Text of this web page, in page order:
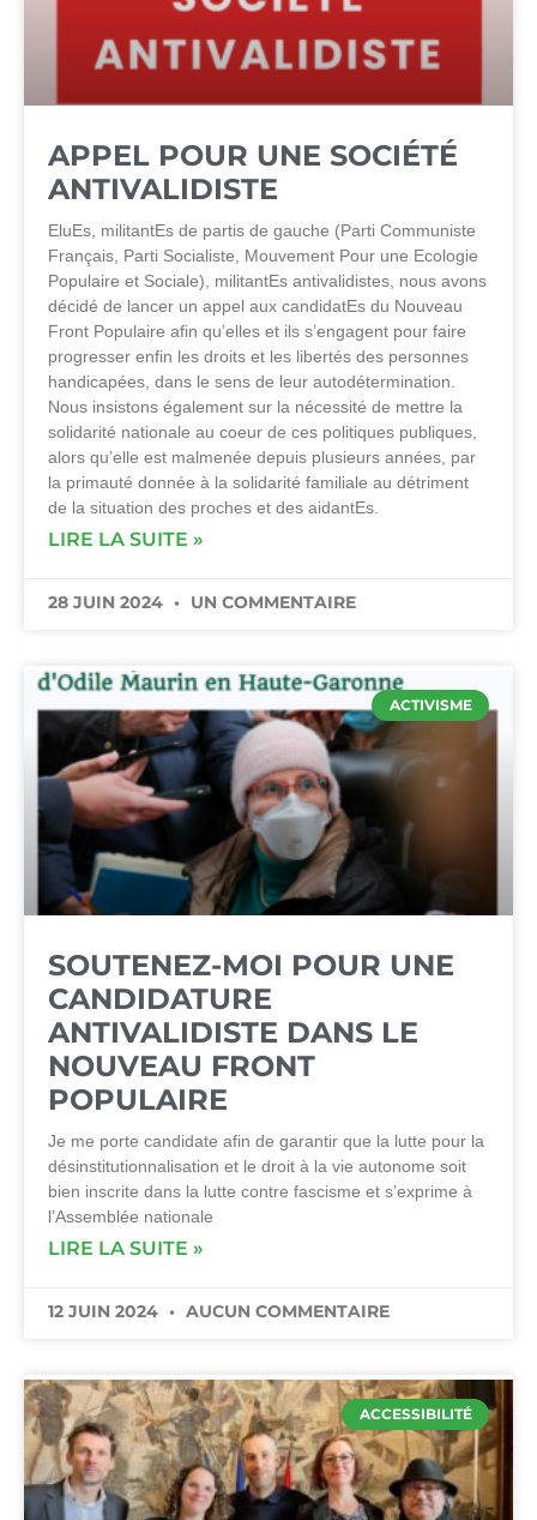
APPEL POUR UNE SOCIÉTÉ
ANTIVALIDISTE
EluEs, militantEs de partis de gauche (Parti Communiste
Français, Parti Socialiste, Mouvement Pour une Ecologie
Populaire et Sociale), militantEs antivalidistes, nous avons
décidé de lancer un appel aux candidatEs du Nouveau
Front Populaire afin qu’elles et ils s’engagent pour faire
progresser enfin les droits et les libertés des personnes
handicapées, dans le sens de leur autodétermination.
Nous insistons également sur la nécessité de mettre la
solidarité nationale au coeur de ces politiques publiques,
alors qu’elle est malmenée depuis plusieurs années, par
la primauté donnée à la solidarité familiale au détriment
de la situation des proches et des aidantEs.
LIRE LA SUITE »
28 JUIN 2024 UN COMMENTAIRE
ACTIVISME
SOUTENEZ-MOI POUR UNE
CANDIDATURE
ANTIVALIDISTE DANS LE
NOUVEAU FRONT
POPULAIRE
Je me porte candidate afin de garantir que la lutte pour la
désinstitutionnalisation et le droit à la vie autonome soit
bien inscrite dans la lutte contre fascisme et s’exprime à
l’Assemblée nationale
LIRE LA SUITE »
12 JUIN 2024 AUCUN COMMENTAIRE
ACCESSIBILITÉ